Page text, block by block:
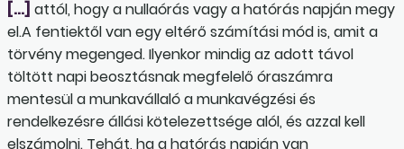
[…] attól, hogy a nullaórás vagy a hatórás napján megy
el.A fentiektől van egy eltérő számítási mód is, amit a
törvény megenged. Ilyenkor mindig az adott távol
töltött napi beosztásnak megfelelő óraszámra
mentesül a munkavállaló a munkavégzési és
rendelkezésre állási kötelezettsége alól, és azzal kell
elszámolni. Tehát, ha a hatórás napján van